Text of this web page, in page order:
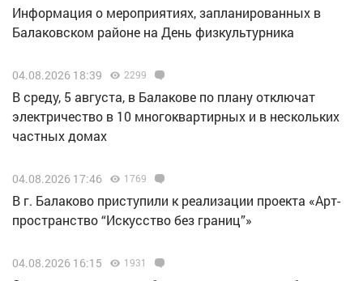
Информация о мероприятиях, запланированных в
Балаковском районе на День физкультурника
04.08.2026 18:39 2299
В среду, 5 августа, в Балакове по плану отключат
электричество в 10 многоквартирных и в нескольких
частных домах
04.08.2026 17:46 1769
В г. Балаково приступили к реализации проекта «Арт-
пространство “Искусство без границ”»
04.08.2026 16:15 1931